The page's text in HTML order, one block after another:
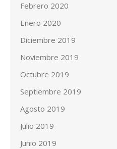
Febrero 2020
Enero 2020
Diciembre 2019
Noviembre 2019
Octubre 2019
Septiembre 2019
Agosto 2019
Julio 2019
Junio 2019